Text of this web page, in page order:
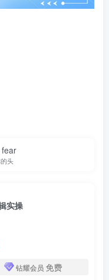
头
实操
钻耀会员 免费